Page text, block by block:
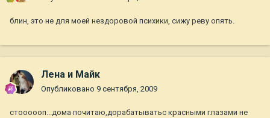
блин, это не для моей нездоровой психики, сижу реву опять.
Лена и Майк
Опубликовано 9 сентября, 2009
стоооооп...дома почитаю,дорабатыватьс красными глазами не